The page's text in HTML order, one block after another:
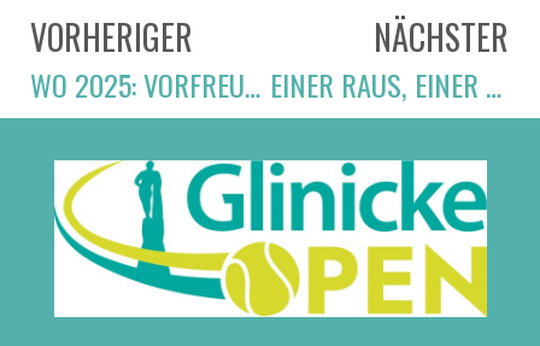
VORHERIGER
WO 2025: VORFREUDE AUF STARKES FELD
NÄCHSTER
EINER RAUS, EINER WEITER